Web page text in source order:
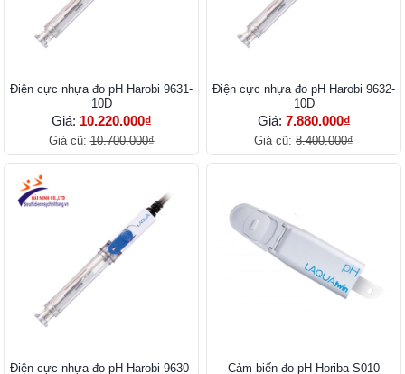
Điện cực nhựa đo pH Harobi 9631-
10D
Giá: 10.220.000₫
Giá cũ:10.700.000₫
Điện cực nhựa đo pH Harobi 9632-
10D
Giá: 7.880.000₫
Giá cũ: 8.400.000₫
Điện cực nhựa đo pH Harobi 9630-
Cảm biến đo pH Horiba S010